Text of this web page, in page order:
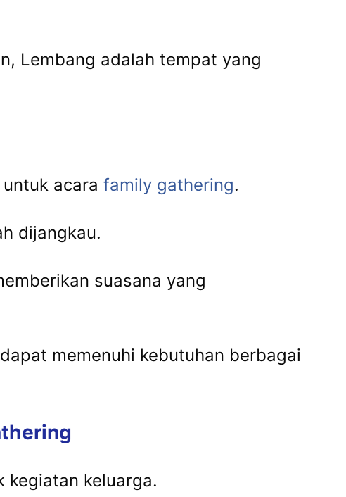
Lembang adalah tempat yang
acara family gathering.
dijangkau.
suasana yang
memenuhi kebutuhan berbagai
kegiatan keluarga.